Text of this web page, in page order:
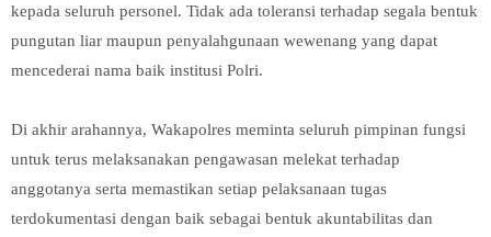
kepada seluruh personel. Tidak ada toleransi terhadap segala bentuk
pungutan liar maupun penyalahgunaan wewenang yang dapat
mencederai nama baik institusi Polri.
Di akhir arahannya, Wakapolres meminta seluruh pimpinan fungsi
untuk terus melaksanakan pengawasan melekat terhadap
anggotanya serta memastikan setiap pelaksanaan tugas
terdokumentasi dengan baik sebagai bentuk akuntabilitas dan